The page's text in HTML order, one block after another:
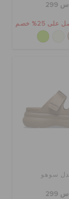
299
سوهو
299